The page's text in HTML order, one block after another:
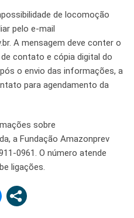
de locomoção
pelo e-mail
A mensagem deve conter o
contato e cópia digital do
o envio das informações, a
para agendamento da
sobre
a Fundação Amazonprev
0961. O número atende
ligações.